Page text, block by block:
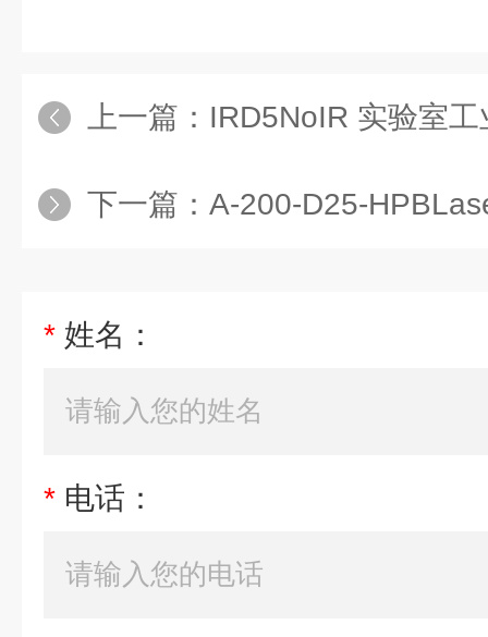
上一篇： IRD5NoIR 实验室
下一篇： A-200-D25-
* 姓名：
* 电话：